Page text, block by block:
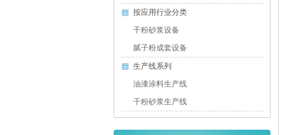
按应用行业分类
干粉砂浆设备
腻子粉成套设备
生产线系列
油漆涂料生产线
干粉砂浆生产线